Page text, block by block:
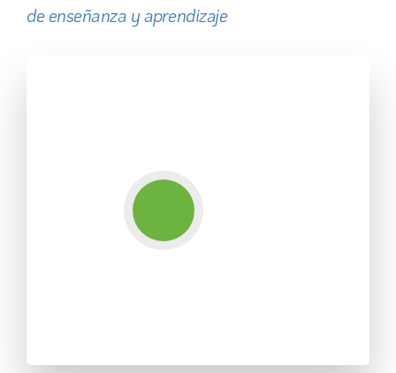
de enseñanza y aprendizaje